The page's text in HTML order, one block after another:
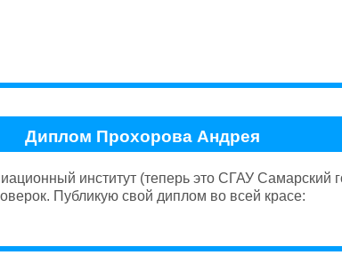
Диплом Прохорова Андрея
институт (теперь это СГАУ Самарский
Публикую свой диплом во всей красе: